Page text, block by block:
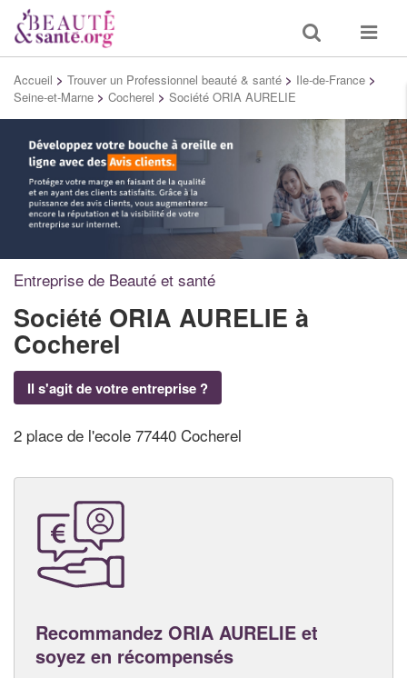
Toggle
search
Toggle
Accueil > Trouver un Professionnel beauté & santé > Ile-de-France >
Seine-et-Marne > Cocherel > Société ORIA AURELIE
Entreprise de Beauté et santé
Société ORIA AURELIE à
Cocherel
Il s'agit de votre entreprise ?
2 place de l'ecole 77440 Cocherel
Recommandez ORIA AURELIE et
soyez en récompensés